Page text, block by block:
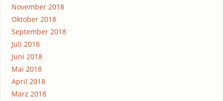
November 2018
Oktober 2018
September 2018
Juli 2018
Juni 2018
Mai 2018
April 2018
März 2018